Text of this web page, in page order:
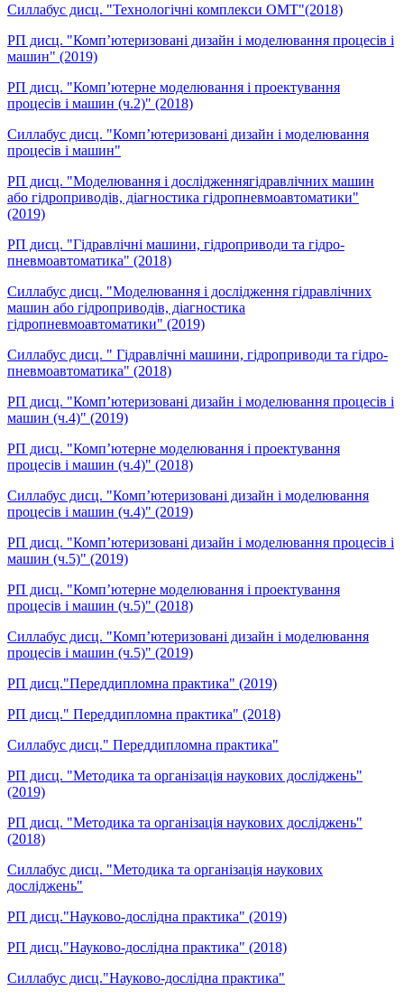
Силлабус дисц. "Технологічні комплекси ОМТ"(2018)
РП дисц. "Комп’ютеризовані дизайн і моделювання процесів і
машин" (2019)
РП дисц. "Комп’ютерне моделювання і проектування
процесів і машин (ч.2)" (2018)
Силлабус дисц. "Комп’ютеризовані дизайн і моделювання
процесів і машин"
РП дисц. "Моделювання і дослідженнягідравлічних машин
або гідроприводів, діагностика гідропневмоавтоматики"
(2019)
РП дисц. "Гідравлічні машини, гідроприводи та гідро-
пневмоавтоматика" (2018)
Силлабус дисц. "Моделювання і дослідження гідравлічних
машин або гідроприводів, діагностика
гідропневмоавтоматики" (2019)
Силлабус дисц. " Гідравлічні машини, гідроприводи та гідро-
пневмоавтоматика" (2018)
РП дисц. "Комп’ютеризовані дизайн і моделювання процесів і
машин (ч.4)" (2019)
РП дисц. "Комп’ютерне моделювання і проектування
процесів і машин (ч.4)" (2018)
Силлабус дисц. "Комп’ютеризовані дизайн і моделювання
процесів і машин (ч.4)" (2019)
РП дисц. "Комп’ютеризовані дизайн і моделювання процесів і
машин (ч.5)" (2019)
РП дисц. "Комп’ютерне моделювання і проектування
процесів і машин (ч.5)" (2018)
Силлабус дисц. "Комп’ютеризовані дизайн і моделювання
процесів і машин (ч.5)" (2019)
РП дисц."Переддипломна практика" (2019)
РП дисц." Переддипломна практика" (2018)
Силлабус дисц." Переддипломна практика"
РП дисц. "Методика та організація наукових досліджень"
(2019)
РП дисц. "Методика та організація наукових досліджень"
(2018)
Силлабус дисц. "Методика та організація наукових
досліджень"
РП дисц."Науково-дослідна практика" (2019)
РП дисц."Науково-дослідна практика" (2018)
Силлабус дисц."Науково-дослідна практика"